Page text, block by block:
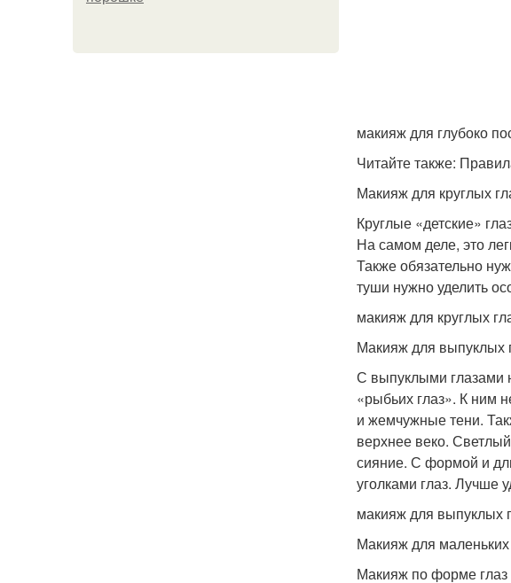
макияж для глубоко
Читайте также:
Макияж для круглых
Круглые «детские»
На самом деле, это
Также обязательно
туши нужно уделить
макияж для круглых
Макияж для выпуклых
С выпуклыми глазами
«рыбьих глаз». К ним
и жемчужные тени.
верхнее веко.
сияние. С формой и
уголками глаз. Лучше
макияж для выпуклых
Макияж для маленьких
Макияж по форме